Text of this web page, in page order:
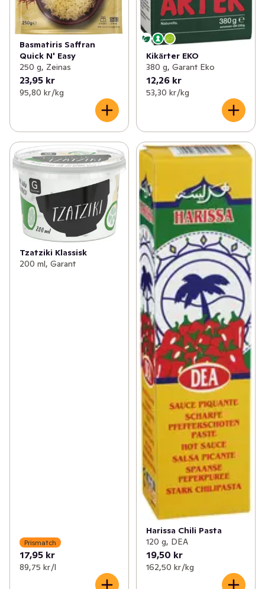
Basmatiris Saffran
Quick N' Easy
250 g, Zeinas
23,95 kr
95,80 kr /kg
Kikärter EKO
380 g, Garant Eko
12,26 kr
53,30 kr /kg
Tzatziki Klassisk
200 ml, Garant
Prismatch
17,95 kr
89,75 kr /l
Harissa Chili Pasta
120 g, DEA
19,50 kr
162,50 kr /kg